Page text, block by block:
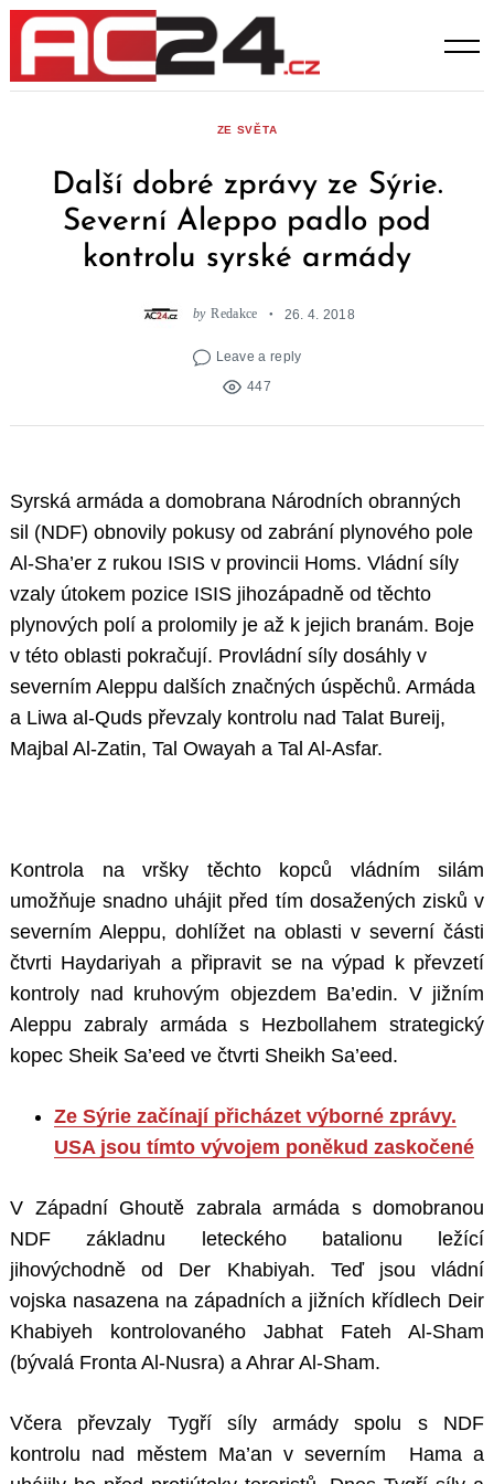
Skip
content
ZE SVĚTA
Další dobré zprávy ze Sýrie.
Severní Aleppo padlo pod
kontrolu syrské armády
by Redakce 26. 4. 2018
Leave a reply
447
Syrská armáda a domobrana Národních obranných
sil (NDF) obnovily pokusy od zabrání plynového pole
Al-Sha’er z rukou ISIS v provincii Homs. Vládní síly
vzaly útokem pozice ISIS jihozápadně od těchto
plynových polí a prolomily je až k jejich branám. Boje
v této oblasti pokračují. Provládní síly dosáhly v
severním Aleppu dalších značných úspěchů. Armáda
a Liwa al-Quds převzaly kontrolu nad Talat Bureij,
Majbal Al-Zatin, Tal Owayah a Tal Al-Asfar.
Kontrola na vršky těchto kopců vládním silám
umožňuje snadno uhájit před tím dosažených zisků v
severním Aleppu, dohlížet na oblasti v severní části
čtvrti Haydariyah a připravit se na výpad k převzetí
kontroly nad kruhovým objezdem Ba’edin. V jižním
Aleppu zabraly armáda s Hezbollahem strategický
kopec Sheik Sa’eed ve čtvrti Sheikh Sa’eed.
Ze Sýrie začínají přicházet výborné zprávy.
USA jsou tímto vývojem poněkud zaskočené
V Západní Ghoutě zabrala armáda s domobranou
NDF základnu leteckého batalionu ležící
jihovýchodně od Der Khabiyah. Teď jsou vládní
vojska nasazena na západních a jižních křídlech Deir
Khabiyeh kontrolovaného Jabhat Fateh Al-Sham
(bývalá Fronta Al-Nusra) a Ahrar Al-Sham.
Včera převzaly Tygří síly armády spolu s NDF
kontrolu nad městem Ma’an v severním Hama a